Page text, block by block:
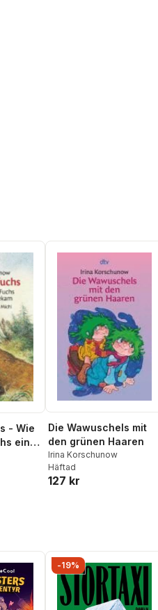
- Wie
ein
Die Wawuschels mit
den grünen Haaren
Irina Korschunow
Häftad
127 kr
-19%